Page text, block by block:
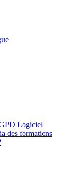
Logiciel
des formations